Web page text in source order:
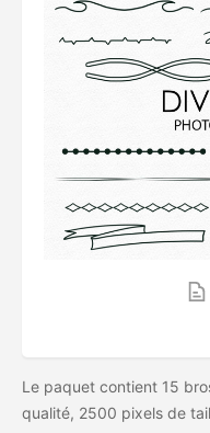
Le paquet contient 15
qualité, 2500 pixels de